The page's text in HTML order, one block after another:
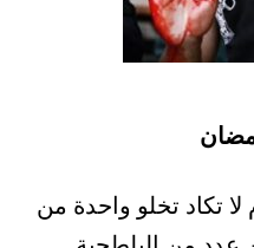
تكاد تخلو واحدة من